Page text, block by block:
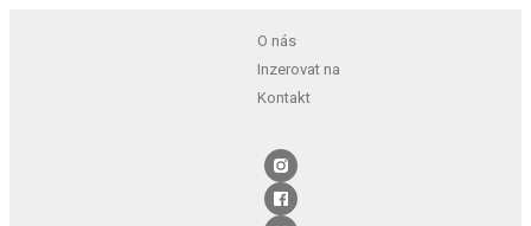
O nás
Inzerovat na
Kontakt